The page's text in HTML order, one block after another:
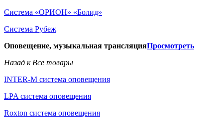
Система «ОРИОН» «Болид»
Система Рубеж
Оповещение, музыкальная трансляцияПросмотреть
Назад к Все товары
INTER-M система оповещения
LPA система оповещения
Roxton система оповещения